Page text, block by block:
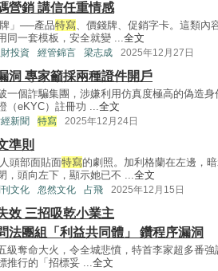
營銷 講信任重情感
」──產品特寫、價錢牌、促銷字卡。這類內
同一套模板，安全就變 ...全文
投資 經管錦言 梁志成 2025年12月27日
洞 專家籲採兩種證件開戶
一個詐騙集團，涉嫌利用仿真度極高的偽造
（eKYC）註冊功 ...全文
新聞 特寫 2025年12月24日
準則
頭部面貼面特寫的劇照。加利格蘭在左邊，
，頭向左下，顯示她已不 ...全文
文化 忽然文化 占飛 2025年12月15日
效 三招吸乾小業主
法團組「利益共同體」 鑽程序漏洞
級奪命大火，令全城悲憤，特首李家超多番
推行的「招標妥 ...全文